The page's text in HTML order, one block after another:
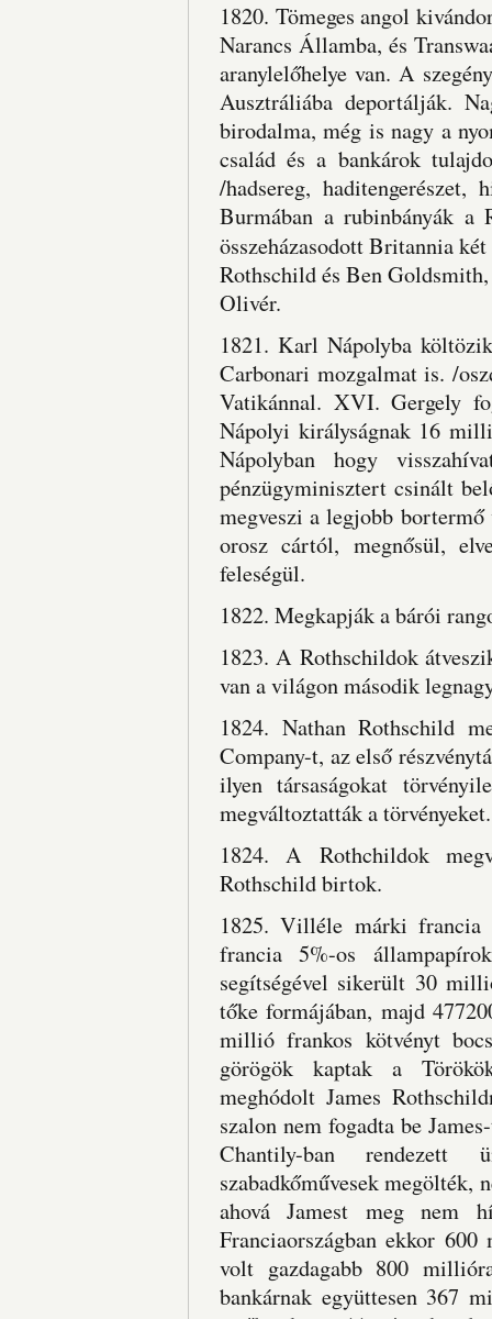
1820. Tömeges angol
Narancs Államba, és
aranylelőhelye van. A
Ausztráliába deportálják.
birodalma, még is nagy a
család és a bankárok
/hadsereg,
Burmában a rubinbányák a
összeházasodott Britannia két
Rothschild és Ben
Olivér.
1821. Karl Nápolyba
Carbonari mozgalmat is. /
Vatikánnal. XVI. Gergely
Nápolyi királyságnak 16
Nápolyban hogy
pénzügyminisztert csinált
megveszi a legjobb
orosz cártól, megnősül,
feleségül.
1822. Megkapják a bárói
1823. A Rothschildok
van a világon második
1824. Nathan Rothschild
Company-t, az első
ilyen társaságokat
megváltoztatták a törvényeket.
1824. A Rothchildok
Rothschild birtok.
1825. Villéle márki francia
francia 5%-os
segítségével sikerült 30
tőke formájában, majd
millió frankos kötvényt
görögök kaptak a
meghódolt James
szalon nem fogadta be
Chantily-ban rendezett
szabadkőművesek megölték,
ahová Jamest meg nem
Franciaországban ekkor
volt gazdagabb 800
bankárnak együttesen 367